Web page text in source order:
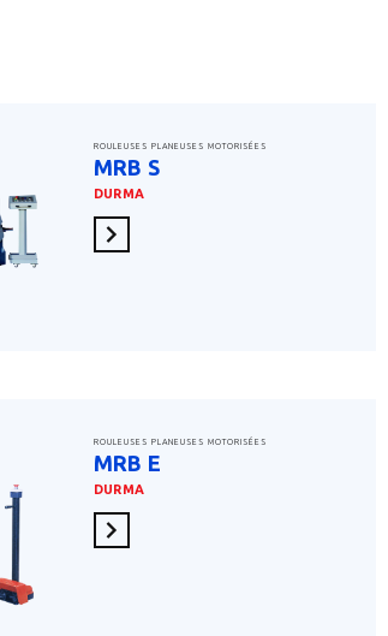
ROULEUSES PLANEUSES MOTORISÉES
MRB S
DURMA
En savoir plus
ROULEUSES PLANEUSES MOTORISÉES
MRB E
DURMA
En savoir plus